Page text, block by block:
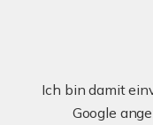
Ich bin damit
Google